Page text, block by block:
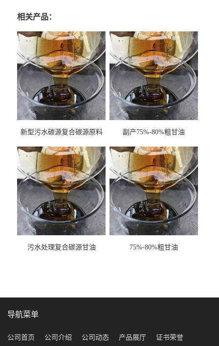
相关产品：
新型污水碳源复合碳源原料
副产75%-80%粗甘油
污水处理复合碳源甘油
75%-80%粗甘油
导航菜单
公司首页 公司介绍 公司动态 产品展厅 证书荣誉